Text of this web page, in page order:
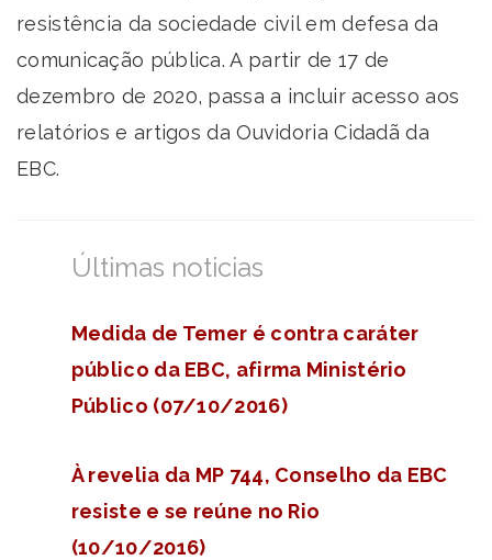
resistência da sociedade civil em defesa da
comunicação pública. A partir de 17 de
dezembro de 2020, passa a incluir acesso aos
relatórios e artigos da Ouvidoria Cidadã da
EBC.
Últimas noticias
Medida de Temer é contra caráter
público da EBC, afirma Ministério
Público (07/10/2016)
À revelia da MP 744, Conselho da EBC
resiste e se reúne no Rio
(10/10/2016)